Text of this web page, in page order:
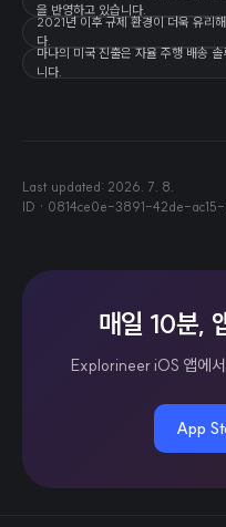
을 반영하고 있습니다.
2021년 이후 규제 환경이 더욱 유리
다.
마나의 미국 진출은 자율 주행 배송
니다.
Last updated: 2026. 7. 8.
ID · 0814ce0e-3891-42de-
매일 10분,
Explorineer iOS 앱에
App